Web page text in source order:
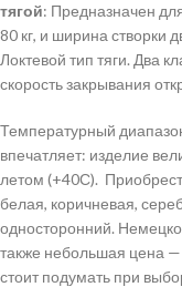
тягой: Предназначен
80 кг, и ширина створки
Локтевой тип тяги. Два
скорость закрывания
Температурный
впечатляет: изделие
летом (+40С).
белая, коричневая,
односторонний.
также небольшая цена
стоит подумать при